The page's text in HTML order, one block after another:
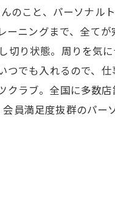
のこと、パーソナル
ニングまで、全て
切り状態。周りを気
つでも入れるので、
クラブ。全国に多数
員満足度抜群のパー